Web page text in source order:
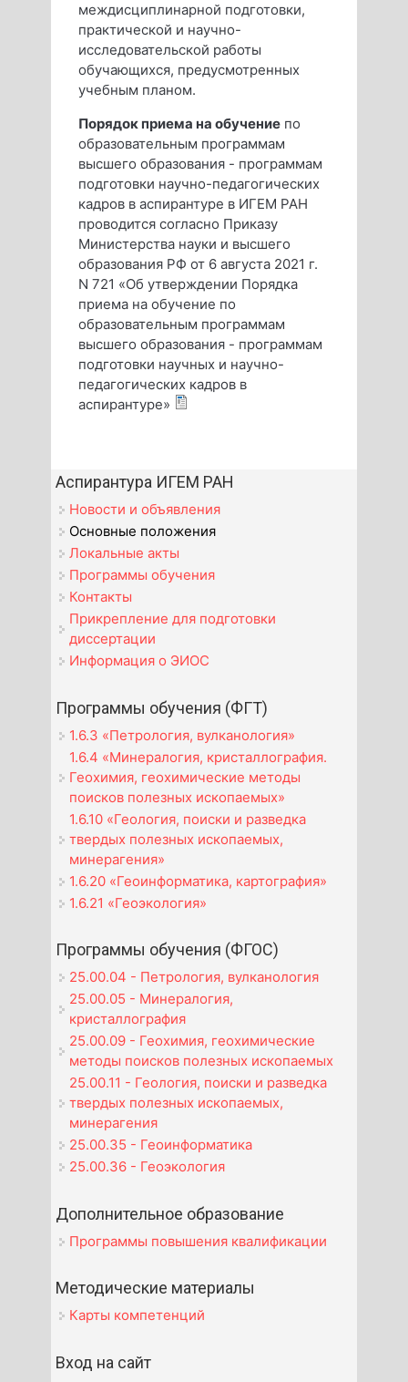
междисциплинарной подготовки,
практической и научно-
исследовательской работы
обучающихся, предусмотренных
учебным планом.
Порядок приема на обучение по
образовательным программам
высшего образования - программам
подготовки научно-педагогических
кадров в аспирантуре в ИГЕМ РАН
проводится согласно Приказу
Министерства науки и высшего
образования РФ от 6 августа 2021 г.
N 721 «Об утверждении Порядка
приема на обучение по
образовательным программам
высшего образования - программам
подготовки научных и научно-
педагогических кадров в
аспирантуре»
Аспирантура ИГЕМ РАН
Новости и объявления
Основные положения
Локальные акты
Программы обучения
Контакты
Прикрепление для подготовки
диссертации
Информация о ЭИОС
Программы обучения (ФГТ)
1.6.3 «Петрология, вулканология»
1.6.4 «Минералогия, кристаллография.
Геохимия, геохимические методы
поисков полезных ископаемых»
1.6.10 «Геология, поиски и разведка
твердых полезных ископаемых,
минерагения»
1.6.20 «Геоинформатика, картография»
1.6.21 «Геоэкология»
Программы обучения (ФГОС)
25.00.04 - Петрология, вулканология
25.00.05 - Минералогия,
кристаллография
25.00.09 - Геохимия, геохимические
методы поисков полезных ископаемых
25.00.11 - Геология, поиски и разведка
твердых полезных ископаемых,
минерагения
25.00.35 - Геоинформатика
25.00.36 - Геоэкология
Дополнительное образование
Программы повышения квалификации
Методические материалы
Карты компетенций
Вход на сайт